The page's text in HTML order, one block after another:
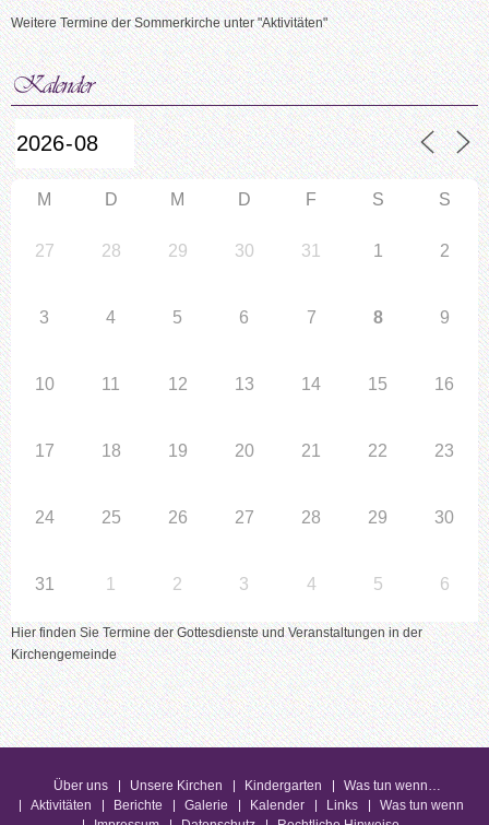
Weitere Termine der Sommerkirche unter "Aktivitäten"
M D M D F S S
27 28 29 30 31 1 2
3 4 5 6 7 8 9
10 11 12 13 14 15 16
17 18 19 20 21 22 23
24 25 26 27 28 29 30
31 1 2 3 4 5 6
Hier finden Sie Termine der Gottesdienste und Veranstaltungen in der
Kirchengemeinde
Über uns Unsere Kirchen Kindergarten
Was tun wenn…
Aktivitäten
Berichte Galerie Kalender Links
Was tun wenn